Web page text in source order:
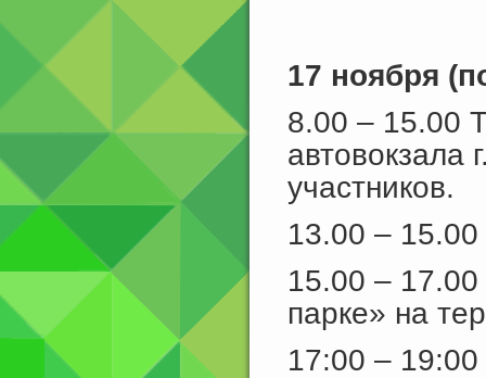
17 ноября
8.00 – 15.00
автовокзала
участников.
13.00 –
15.00 –
парке» на
17:00 – 19:00